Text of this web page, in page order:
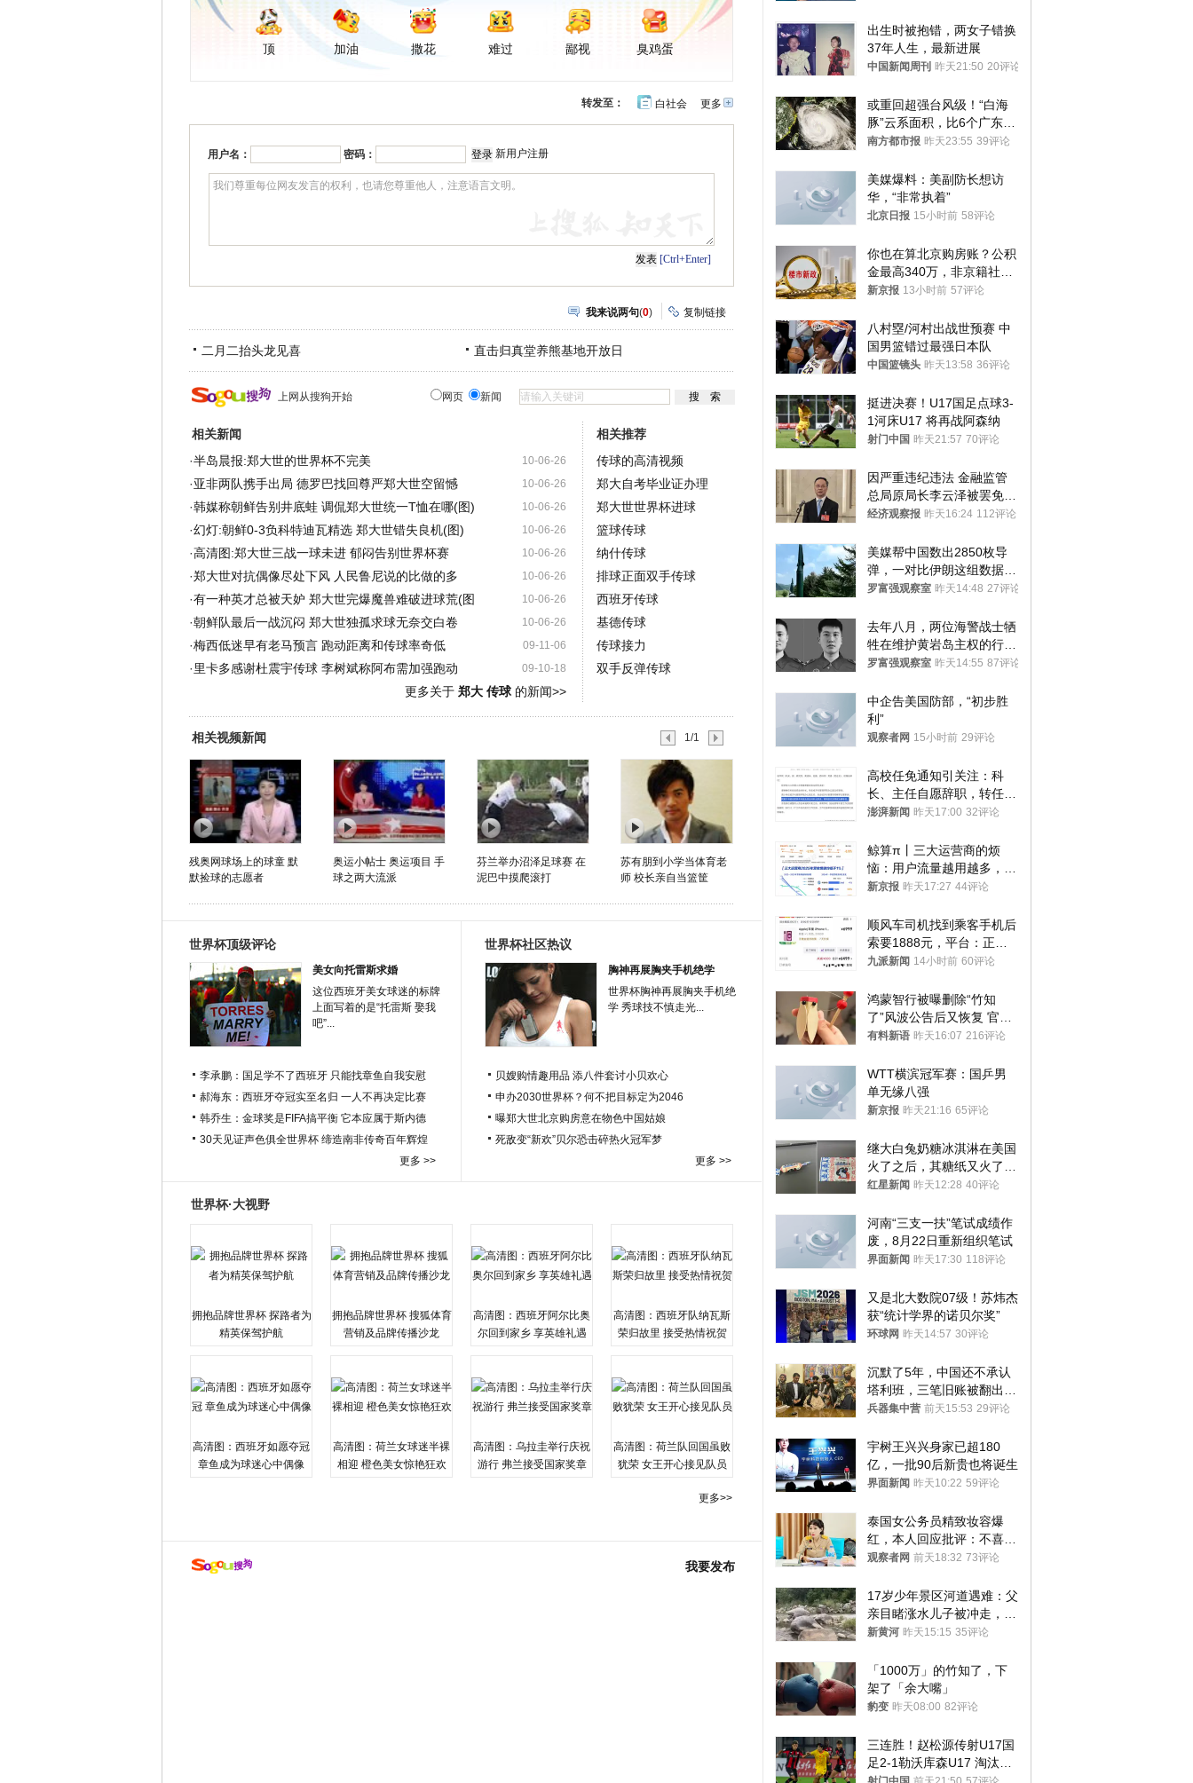
顶 加油 撒花 难过 鄙视 臭鸡蛋
更多开
转发至： 白社会
用户名： 密码： 新用户注册
[Ctrl+Enter]
我来说两句(0) 复制链接
二月二抬头龙见喜 直击归真堂养熊基地开放日
上网从搜狗开始 网页 新闻
相关新闻
10-06-26
·半岛晨报:郑大世的世界杯不完美
10-06-26
·亚非两队携手出局 德罗巴找回尊严郑大世空留憾
10-06-26
·韩媒称朝鲜告别井底蛙 调侃郑大世统一T恤在哪(图)
10-06-26
·幻灯:朝鲜0-3负科特迪瓦精选 郑大世错失良机(图)
10-06-26
·高清图:郑大世三战一球未进 郁闷告别世界杯赛
10-06-26
·郑大世对抗偶像尽处下风 人民鲁尼说的比做的多
10-06-26
·有一种英才总被天妒 郑大世完爆魔兽难破进球荒(图
10-06-26
·朝鲜队最后一战沉闷 郑大世独孤求球无奈交白卷
09-11-06
·梅西低迷早有老马预言 跑动距离和传球率奇低
09-10-18
·里卡多感谢杜震宇传球 李树斌称阿布需加强跑动
更多关于 郑大 传球的新闻>>
相关推荐
传球的高清视频
郑大自考毕业证办理
郑大世世界杯进球
篮球传球
纳什传球
排球正面双手传球
西班牙传球
基德传球
传球接力
双手反弹传球
相关视频新闻 1/1
残奥网球场上的球童 默
默捡球的志愿者
奥运小帖士 奥运项目 手
球之两大流派
芬兰举办沼泽足球赛 在
泥巴中摸爬滚打
苏有朋到小学当体育老
师 校长亲自当篮筐
世界杯顶级评论
美女向托雷斯求婚
这位西班牙美女球迷的标牌
上面写着的是“托雷斯 娶我
吧”...
李承鹏：国足学不了西班牙 只能找章鱼自我安慰
郝海东：西班牙夺冠实至名归 一人不再决定比赛
韩乔生：金球奖是FIFA搞平衡 它本应属于斯内德
30天见证声色俱全世界杯 缔造南非传奇百年辉煌
更多 >>
世界杯社区热议
胸神再展胸夹手机绝学
世界杯胸神再展胸夹手机绝
学 秀球技不慎走光...
贝嫂购情趣用品 添八件套讨小贝欢心
申办2030世界杯？何不把目标定为2046
曝郑大世北京购房意在物色中国姑娘
死敌变“新欢”贝尔恐击碎热火冠军梦
更多 >>
世界杯·大视野
拥抱品牌世界杯 探路者为
精英保驾护航
拥抱品牌世界杯 搜狐体育
营销及品牌传播沙龙
高清图：西班牙阿尔比奥
尔回到家乡 享英雄礼遇
高清图：西班牙队纳瓦斯
荣归故里 接受热情祝贺
高清图：西班牙如愿夺冠
章鱼成为球迷心中偶像
高清图：荷兰女球迷半裸
相迎 橙色美女惊艳狂欢
高清图：乌拉圭举行庆祝
游行 弗兰接受国家奖章
高清图：荷兰队回国虽败
犹荣 女王开心接见队员
更多>>
我要发布
出生时被抱错，两女子错换
37年人生，最新进展
中国新闻周刊 昨天21:50 20评论
或重回超强台风级！“白海
豚”云系面积，比6个广东还
大！深圳官方：注意这件事
南方都市报 昨天23:55 39评论
美媒爆料：美副防长想访
华，“非常执着”
北京日报 15小时前 58评论
你也在算北京购房账？公积
金最高340万，非京籍社保
1年
新京报 13小时前 57评论
八村塁/河村出战世预赛 中
国男篮错过最强日本队
中国篮镜头 昨天13:58 36评论
挺进决赛！U17国足点球3-
1河床U17 将再战阿森纳
射门中国 昨天21:57 70评论
因严重违纪违法 金融监管
总局原局长李云泽被罢免全
国人大代表
经济观察报 昨天16:24 112评论
美媒帮中国数出2850枚导
弹，一对比伊朗这组数据，
发现出大事了
罗富强观察室 昨天14:48 27评论
去年八月，两位海警战士牺
牲在维护黄岩岛主权的行动
中
罗富强观察室 昨天14:55 87评论
中企告美国防部，“初步胜
利”
观察者网 15小时前 29评论
高校任免通知引关注：科
长、主任自愿辞职，转任思
政辅导员
澎湃新闻 昨天17:00 32评论
鲸算π丨三大运营商的烦
恼：用户流量越用越多，收
入却越来越少
新京报 昨天17:27 44评论
顺风车司机找到乘客手机后
索要1888元，平台：正和
司机沟通协商
九派新闻 14小时前 60评论
鸿蒙智行被曝删除“竹知
了”风波公告后又恢复 官媒
曾力挺：劝华为要大度的，
有料新语 昨天16:07 216评论
WTT横滨冠军赛：国乒男
单无缘八强
新京报 昨天21:16 65评论
继大白兔奶糖冰淇淋在美国
火了之后，其糖纸又火了！
海外博主盛赞：平面设计经
红星新闻 昨天12:28 40评论
河南“三支一扶”笔试成绩作
废，8月22日重新组织笔试
界面新闻 昨天17:30 118评论
又是北大数院07级！苏炜杰
获“统计学界的诺贝尔奖”
环球网 昨天14:57 30评论
沉默了5年，中国还不承认
塔利班，三笔旧账被翻出，
最大风险出现
兵器集中营 前天15:53 29评论
宇树王兴兴身家已超180
亿，一批90后新贵也将诞生
界面新闻 昨天10:22 59评论
泰国女公务员精致妆容爆
红，本人回应批评：不喜欢
就别看
观察者网 前天18:32 73评论
17岁少年景区河道遇难：父
亲目睹涨水儿子被冲走，当
地排除上游泄洪，家属盼厘
新黄河 昨天15:15 35评论
「1000万」的竹知了，下
架了「余大嘴」
豹变 昨天08:00 82评论
三连胜！赵松源传射U17国
足2-1勒沃库森U17 淘汰赛